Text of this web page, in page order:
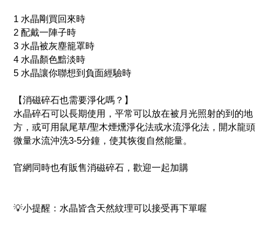
1 水晶剛買回來時
2 配戴一陣子時
3 水晶被灰塵籠罩時
4 水晶顏色黯淡時
5 水晶讓你聯想到負面經驗時
【消磁碎石也需要淨化嗎？】
水晶碎石可以長期使用，平常可以放在被月光照射的到的地
方，或可用鼠尾草/聖木煙燻淨化法或水流淨化法，開水龍頭
微量水流沖洗3-5分鐘，使其恢復自然能量。
官網同時也有販售消磁碎石，歡迎一起加購
💡小提醒：水晶皆含天然紋理可以接受再下單喔